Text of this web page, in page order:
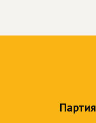
Партия